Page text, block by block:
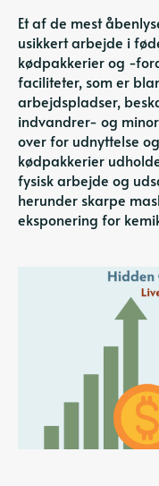
Et af de mest
usikkert arbejde i
kødpakkerier og -
faciliteter, som er
arbejdspladser,
indvandrer- og
over for udnyttelse
kødpakkerier
fysisk arbejde og
herunder skarpe
eksponering for